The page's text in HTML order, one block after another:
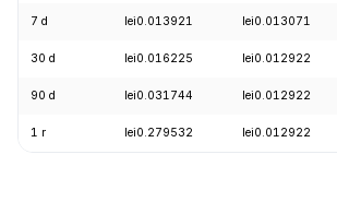
7 d lei0.013921 lei0.013071
30 d lei0.016225 lei0.012922
90 d lei0.031744 lei0.012922
1 r lei0.279532 lei0.012922